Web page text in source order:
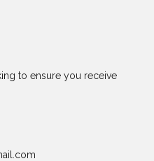
to ensure you receive